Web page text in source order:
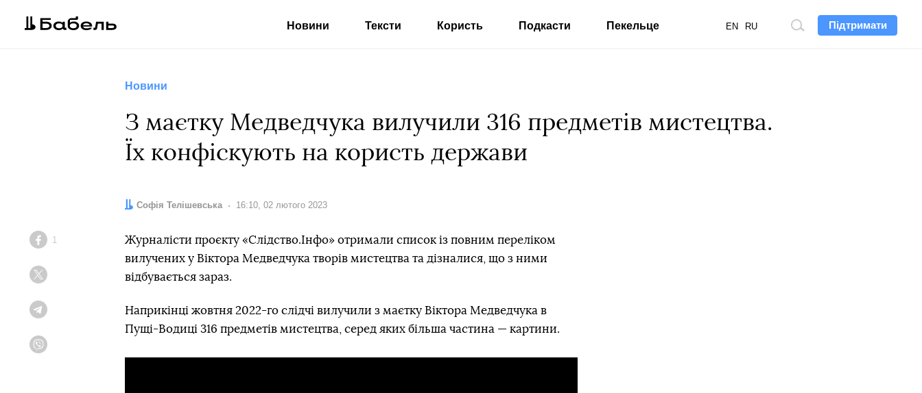
Підтримати
Пошук
EN RU
Новини Тексти Користь Подкасти Пекельце
Новини
З маєтку Медведчука вилучили 316 предметів мистецтва.
Їх конфіскують на користь держави
Автор:
Софія Телішевська Дата:
16:10, 02 лютого 2023
Facebook
1
Журналісти проєкту «Слідство.Інфо» отримали список із повним переліком
вилучених у Віктора Медведчука творів мистецтва та дізналися, що з ними
відбувається зараз.
Наприкінці жовтня 2022-го слідчі вилучили з маєтку Віктора Медведчука в
Пущі-Водиці 316 предметів мистецтва, серед яких більша частина — картини.